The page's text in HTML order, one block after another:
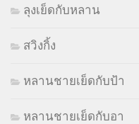
ลุงเย็ดกับหลาน
สวิงกิ้ง
หลานชายเย็ดกับป้า
หลานชายเย็ดกับอา